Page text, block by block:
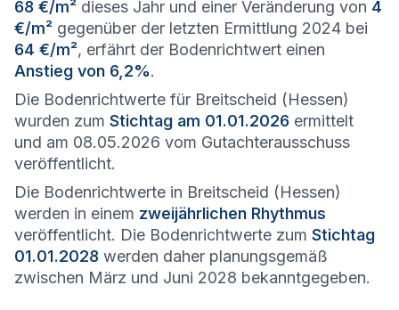
68 €/m² dieses Jahr und einer Veränderung von 4
€/m² gegenüber der letzten Ermittlung 2024 bei
64 €/m², erfährt der Bodenrichtwert einen
Anstieg von 6,2%.
Die Bodenrichtwerte für Breitscheid (Hessen)
wurden zum Stichtag am 01.01.2026 ermittelt
und am 08.05.2026 vom Gutachterausschuss
veröffentlicht.
Die Bodenrichtwerte in Breitscheid (Hessen)
werden in einem zweijährlichen Rhythmus
veröffentlicht. Die Bodenrichtwerte zum Stichtag
01.01.2028 werden daher planungsgemäß
zwischen März und Juni 2028 bekanntgegeben.